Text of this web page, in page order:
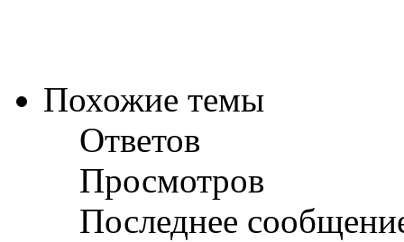
Похожие темы
Ответов
Просмотров
Последнее